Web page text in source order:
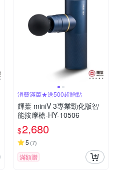
消費滿萬★送500超贈點
輝葉 miniV 3專業勁化版智
能按摩槍-HY-10506
$2,680
5 (7)
滿額贈